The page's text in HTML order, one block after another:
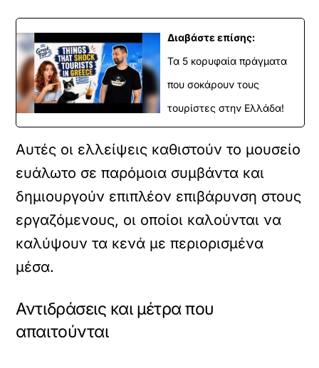
Διαβάστε επίσης:
Τα 5 κορυφαία πράγματα
που σοκάρουν τους
τουρίστες στην Ελλάδα!
Αυτές οι ελλείψεις καθιστούν το μουσείο
ευάλωτο σε παρόμοια συμβάντα και
δημιουργούν επιπλέον επιβάρυνση στους
εργαζόμενους, οι οποίοι καλούνται να
καλύψουν τα κενά με περιορισμένα
μέσα.
Αντιδράσεις και μέτρα που
απαιτούνται